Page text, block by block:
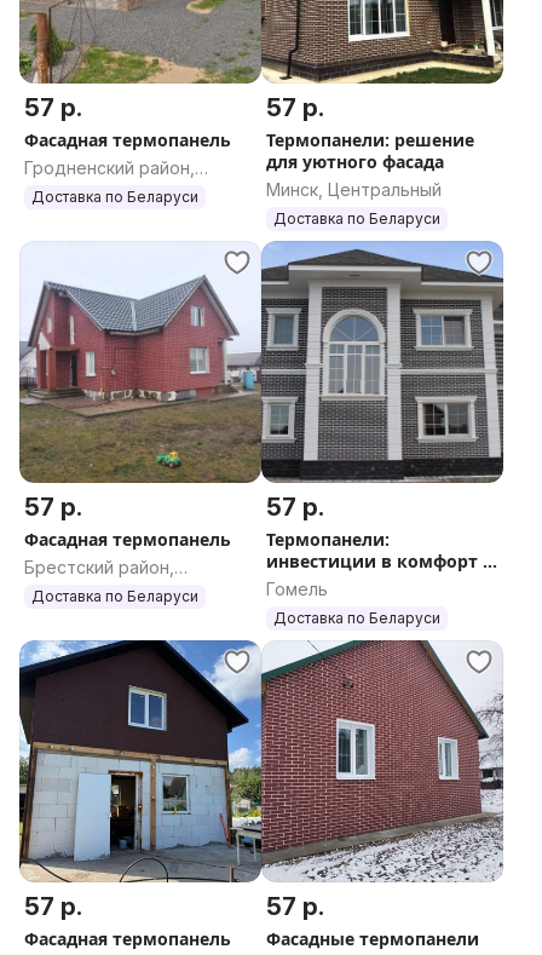
57 р.
Фасадная термопанель
Гродненский район,
Гродненская область
Доставка по Беларуси
57 р.
Термопанели: решение
для уютного фасада
Минск, Центральный
Доставка по Беларуси
57 р.
Фасадная термопанель
Брестский район,
Брестская область
Доставка по Беларуси
57 р.
Термопанели:
инвестиции в комфорт и
экономию
Гомель
Доставка по Беларуси
57 р.
Фасадная термопанель
57 р.
Фасадные термопанели